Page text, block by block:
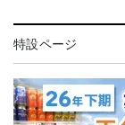
特設ページ